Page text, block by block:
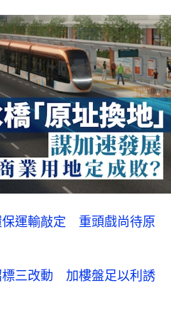
保運輸敲定 重頭戲尚待原
標三改動 加樓盤足以利誘